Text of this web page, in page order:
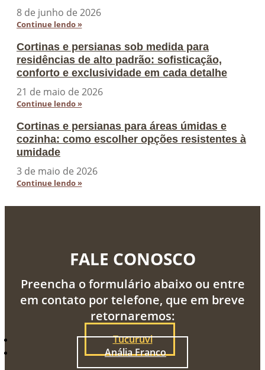
8 de junho de 2026
Continue lendo »
Cortinas e persianas sob medida para
residências de alto padrão: sofisticação,
conforto e exclusividade em cada detalhe
21 de maio de 2026
Continue lendo »
Cortinas e persianas para áreas úmidas e
cozinha: como escolher opções resistentes à
umidade
3 de maio de 2026
Continue lendo »
FALE CONOSCO
Preencha o formulário abaixo ou entre
em contato por telefone, que em breve
retornaremos:
Tucuruvi
Anália Franco